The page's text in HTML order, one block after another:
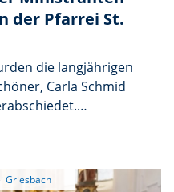
der Pfarrei St.
die langjährigen
Carla Schmid
Reisnecker wurde
Pfarrei Griesbach